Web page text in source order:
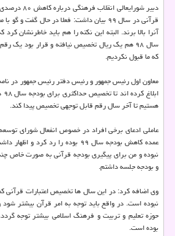
دبیر
قرآنی در سال ۹۹ بیان داشت: فعلا در حال
سال ۹۸ هم یك ریال تخصیص نیافته و قرار بود یك
كه ما قبول نكردیم.
معاون اول رئیس جمهور و رئیس دفتر رئیس جمهور در
هستیم تا آخر سال رقم قابل توجهی تخصیص پیدا كند.
عاملی ادعای برخی افراد در خصوص انفعال شورای
عمده كاهش بودجه سال ۹۹ بوده را رد
نبوده و من برای پیگیری بودجه قرآنی به صورت خاص چند
و بودجه جلسه داشتم.
وی اضافه كرد: در این سال ها تخصیص اعتبارات قرآنی
نبوده است. در واقع باید توجه به امر قرآن بیشتر
حوزه تعلیم و تربیت و فرهنگ اسلامی بیشتر توجه
بوده است.